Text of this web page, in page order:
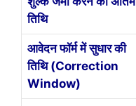
तिथि
आवेदन फॉर्म में सुधार की
तिथि (Correction
Window)